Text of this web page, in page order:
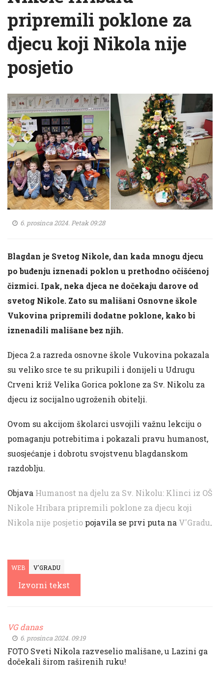
pripremili poklone za
djecu koji Nikola nije
posjetio
6. prosinca 2024. Petak 09:28
Blagdan je Svetog Nikole, dan kada mnogu djecu
po buđenju iznenadi poklon u prethodno očišćenoj
čizmici. Ipak, neka djeca ne dočekaju darove od
svetog Nikole. Zato su mališani Osnovne škole
Vukovina pripremili dodatne poklone, kako bi
iznenadili mališane bez njih.
Djeca 2.a razreda osnovne škole Vukovina pokazala
su veliko srce te su prikupili i donijeli u Udrugu
Crveni križ Velika Gorica poklone za Sv. Nikolu za
djecu iz socijalno ugroženih obitelji.
Ovom su akcijom školarci usvojili važnu lekciju o
pomaganju potrebitima i pokazali pravu humanost,
suosjećanje i dobrotu svojstvenu blagdanskom
razdoblju.
Objava Humanost na djelu za Sv. Nikolu: Klinci iz OŠ
Nikole Hribara pripremili poklone za djecu koji
Nikola nije posjetio pojavila se prvi puta na V'Gradu.
WEB V'GRADU
Izvorni tekst
VG danas
6. prosinca 2024. 09:19
FOTO Sveti Nikola razveselio mališane, u Lazini ga
dočekali širom raširenih ruku!